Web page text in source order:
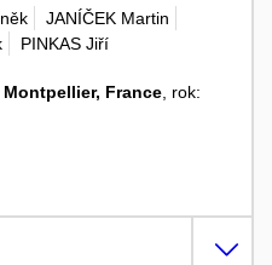
JANÍČEK Martin
PINKAS Jiří
Montpellier, France , rok: